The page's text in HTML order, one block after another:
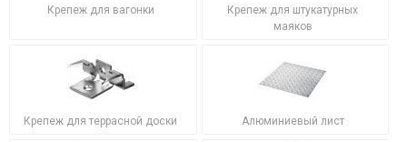
Крепеж для вагонки
Крепеж для штукатурных
маяков
Крепеж для террасной доски Алюминиевый лист